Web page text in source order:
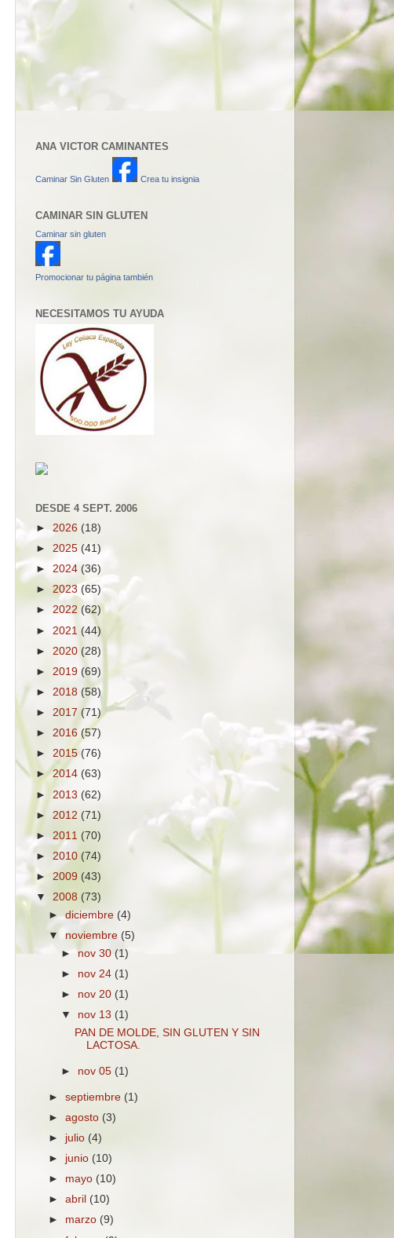
ANA VICTOR CAMINANTES
Caminar Sin Gluten Crea tu insignia
CAMINAR SIN GLUTEN
Caminar sin gluten
Promocionar tu página también
NECESITAMOS TU AYUDA
DESDE 4 SEPT. 2006
► 2026 (18)
► 2025 (41)
► 2024 (36)
► 2023 (65)
► 2022 (62)
► 2021 (44)
► 2020 (28)
► 2019 (69)
► 2018 (58)
► 2017 (71)
► 2016 (57)
► 2015 (76)
►2014 (63)
► 2013 (62)
► 2012 (71)
► 2011 (70)
► 2010 (74)
► 2009 (43)
▼ 2008 (73)
►diciembre (4)
▼noviembre (5)
►nov 30 (1)
► nov 24 (1)
► nov 20 (1)
▼ nov 13 (1)
PAN DE MOLDE, SIN GLUTEN Y SIN
LACTOSA.
► nov 05 (1)
►septiembre (1)
►agosto (3)
► julio (4)
► junio (10)
► mayo (10)
►abril (10)
► marzo (9)